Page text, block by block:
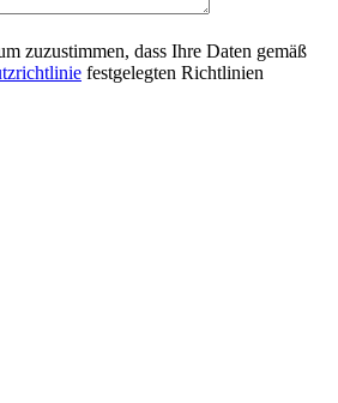
zuzustimmen, dass Ihre Daten gemäß
festgelegten Richtlinien